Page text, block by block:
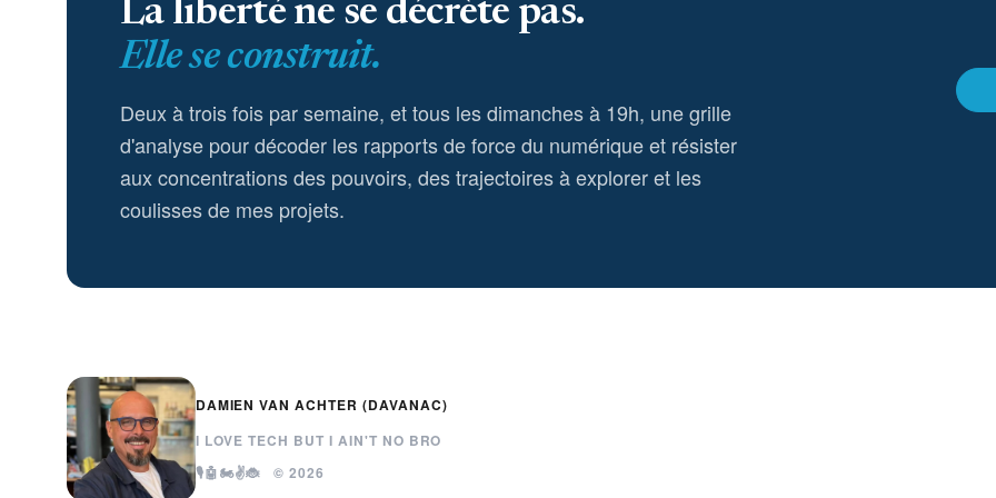
La liberté ne se décrète pas.
Elle se construit.
Deux à trois fois par semaine, et tous les dimanches à 19h, une grille
d'analyse pour décoder les rapports de force du numérique et résister
aux concentrations des pouvoirs, des trajectoires à explorer et les
coulisses de mes projets.
DAMIEN VAN ACHTER (DAVANAC)
I LOVE TECH BUT I AIN'T NO BRO
🎙️🤖🏍️✌️🐞 © 2026